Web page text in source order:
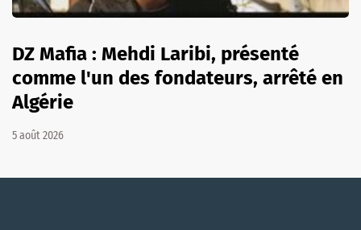
DZ Mafia : Mehdi Laribi, présenté
comme l'un des fondateurs, arrêté en
Algérie
5 août 2026